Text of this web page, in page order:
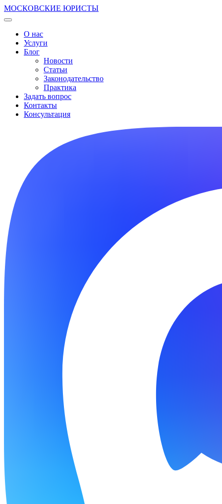
МОСКОВСКИЕ ЮРИСТЫ
О нас
Услуги
Блог
Новости
Статьи
Законодательство
Практика
Задать вопрос
Контакты
Консультация